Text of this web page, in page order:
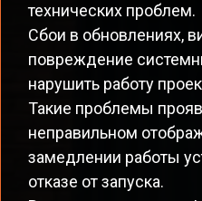
технических проблем.
Сбои в обновлениях,
повреждение
нарушить работу
Такие проблемы
неправильном
замедлении работы
отказе от запуска.